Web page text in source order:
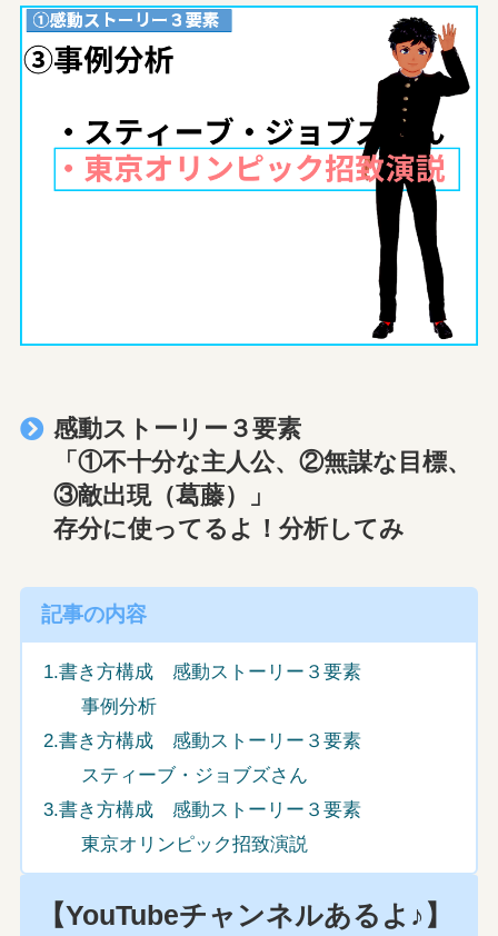
感動ストーリー３要素
「①不十分な主人公、②無謀な目標、
③敵出現（葛藤）」
存分に使ってるよ！分析してみ
記事の内容
1.書き方構成 感動ストーリー３要素
事例分析
2.書き方構成 感動ストーリー３要素
スティーブ・ジョブズさん
3.書き方構成 感動ストーリー３要素
東京オリンピック招致演説
【YouTubeチャンネルあるよ♪】